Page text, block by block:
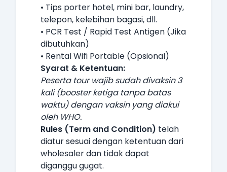
• Tips porter hotel, mini bar, laundry,
telepon, kelebihan bagasi, dll.
• PCR Test / Rapid Test Antigen (Jika
dibutuhkan)
• Rental Wifi Portable (Opsional)
Syarat & Ketentuan:
Peserta tour wajib sudah divaksin 3
kali (booster ketiga tanpa batas
waktu) dengan vaksin yang diakui
oleh WHO.
Rules (Term and Condition) telah
diatur sesuai dengan ketentuan dari
wholesaler dan tidak dapat
diganggu gugat.